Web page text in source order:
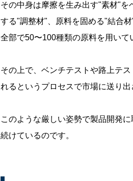
その中身は摩擦を生み出す"素材"
する"調整材"、原料を固める"結合
全部で50〜100種類の原料を用いて
その上で、ベンチテストや路上テ
れるというプロセスで市場に送り出
このような厳しい姿勢で製品開発
続けているのです。